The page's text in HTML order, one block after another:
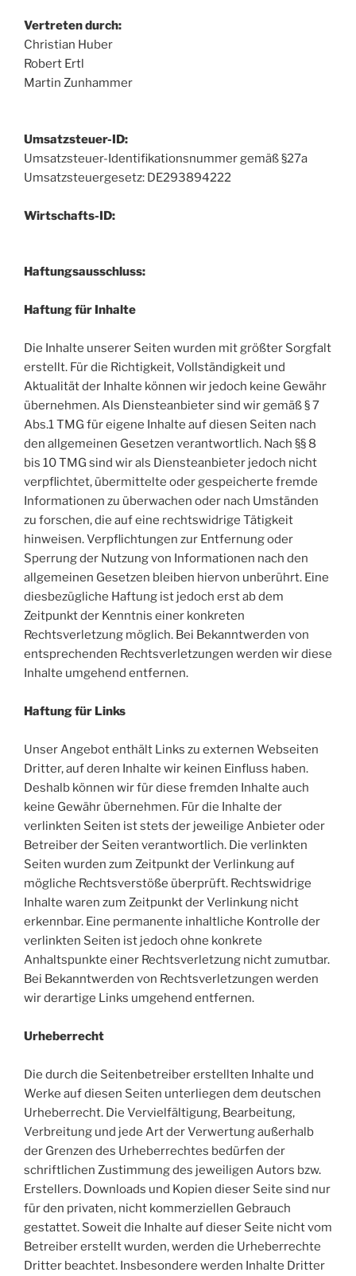
Vertreten durch:
Christian Huber
Robert Ertl
Martin Zunhammer
Umsatzsteuer-ID:
Umsatzsteuer-Identifikationsnummer gemäß §27a
Umsatzsteuergesetz: DE293894222
Wirtschafts-ID:
Haftungsausschluss:
Haftung für Inhalte
Die Inhalte unserer Seiten wurden mit größter Sorgfalt
erstellt. Für die Richtigkeit, Vollständigkeit und
Aktualität der Inhalte können wir jedoch keine Gewähr
übernehmen. Als Diensteanbieter sind wir gemäß § 7
Abs.1 TMG für eigene Inhalte auf diesen Seiten nach
den allgemeinen Gesetzen verantwortlich. Nach §§ 8
bis 10 TMG sind wir als Diensteanbieter jedoch nicht
verpflichtet, übermittelte oder gespeicherte fremde
Informationen zu überwachen oder nach Umständen
zu forschen, die auf eine rechtswidrige Tätigkeit
hinweisen. Verpflichtungen zur Entfernung oder
Sperrung der Nutzung von Informationen nach den
allgemeinen Gesetzen bleiben hiervon unberührt. Eine
diesbezügliche Haftung ist jedoch erst ab dem
Zeitpunkt der Kenntnis einer konkreten
Rechtsverletzung möglich. Bei Bekanntwerden von
entsprechenden Rechtsverletzungen werden wir diese
Inhalte umgehend entfernen.
Haftung für Links
Unser Angebot enthält Links zu externen Webseiten
Dritter, auf deren Inhalte wir keinen Einfluss haben.
Deshalb können wir für diese fremden Inhalte auch
keine Gewähr übernehmen. Für die Inhalte der
verlinkten Seiten ist stets der jeweilige Anbieter oder
Betreiber der Seiten verantwortlich. Die verlinkten
Seiten wurden zum Zeitpunkt der Verlinkung auf
mögliche Rechtsverstöße überprüft. Rechtswidrige
Inhalte waren zum Zeitpunkt der Verlinkung nicht
erkennbar. Eine permanente inhaltliche Kontrolle der
verlinkten Seiten ist jedoch ohne konkrete
Anhaltspunkte einer Rechtsverletzung nicht zumutbar.
Bei Bekanntwerden von Rechtsverletzungen werden
wir derartige Links umgehend entfernen.
Urheberrecht
Die durch die Seitenbetreiber erstellten Inhalte und
Werke auf diesen Seiten unterliegen dem deutschen
Urheberrecht. Die Vervielfältigung, Bearbeitung,
Verbreitung und jede Art der Verwertung außerhalb
der Grenzen des Urheberrechtes bedürfen der
schriftlichen Zustimmung des jeweiligen Autors bzw.
Erstellers. Downloads und Kopien dieser Seite sind nur
für den privaten, nicht kommerziellen Gebrauch
gestattet. Soweit die Inhalte auf dieser Seite nicht vom
Betreiber erstellt wurden, werden die Urheberrechte
Dritter beachtet. Insbesondere werden Inhalte Dritter